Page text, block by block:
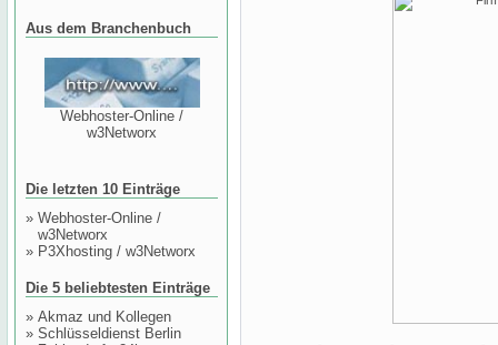
Aus dem Branchenbuch
Webhoster-Online /
w3Networx
Die letzten 10 Einträge
» Webhoster-Online /
w3Networx
» P3Xhosting / w3Networx
Die 5 beliebtesten Einträge
» Akmaz und Kollegen
» Schlüsseldienst Berlin